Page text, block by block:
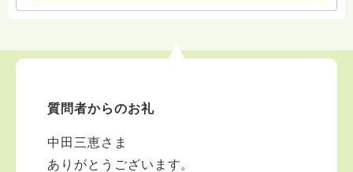
いて、あなたに向き合っています。 ですので、過去の
いします。 ※個別相談は、hasunohaオンライン相談よ
ください。 法務を優先させてください。
質問者からのお礼
中田三恵さま
ありがとうございます。